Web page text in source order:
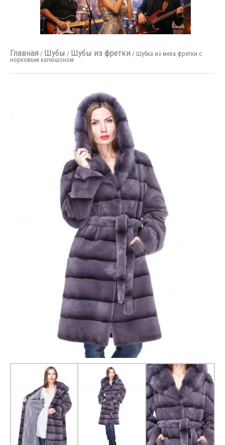
Главная / Шубы / Шубы из фретки / Шубка из меха фретки с
норковым капюшоном